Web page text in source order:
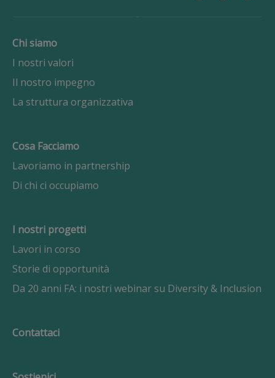
Chi siamo
I nostri valori
Il nostro impegno
La struttura organizzativa
Cosa Facciamo
Lavoriamo in partnership
Di chi ci occupiamo
I nostri progetti
Lavori in corso
Storie di opportunità
Da 20 anni FA: i nostri webinar su Diversity & Inclusion
Contattaci